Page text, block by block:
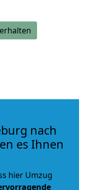
nach
es Ihnen
hier Umzug